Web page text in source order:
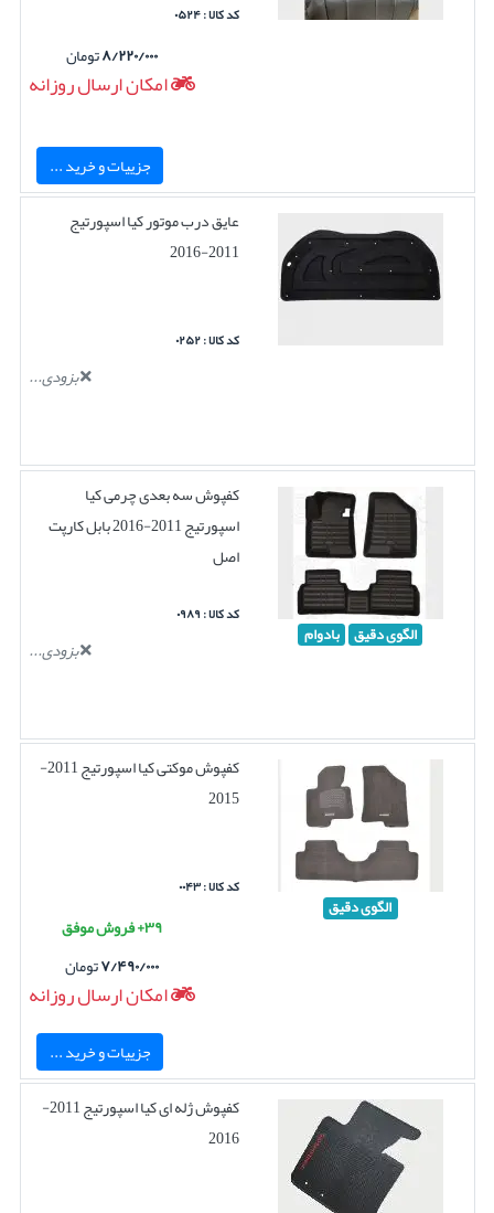
کد کالا : ۰۵۲۴
۸/۲۲۰/۰۰۰تومان
امکان ارسال روزانه
جزییات و خرید ...
عایق درب موتور کیا اسپورتیج
2011-2016
کد کالا : ۰۲۵۲
بزودی...
الگوی دقیق بادوام
کفپوش سه بعدی چرمی کیا
اسپورتیج 2011-2016 بابل کارپت
اصل
کد کالا : ۰۹۸۹
بزودی...
الگوی دقیق
کفپوش موکتی کیا اسپورتیج 2011-
2015
کد کالا : ۰۰۴۳
۳۹+ فروش موفق
۷/۴۹۰/۰۰۰تومان
امکان ارسال روزانه
جزییات و خرید ...
کفپوش ژله ای کیا اسپورتیج 2011-
2016